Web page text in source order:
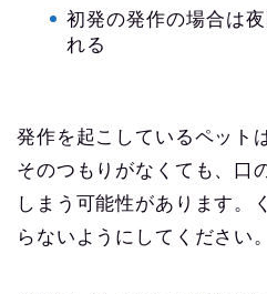
初発の発作の場合は
れる
発作を起こしているペット
そのつもりがなくても、口
しまう可能性があります。
らないようにしてください。